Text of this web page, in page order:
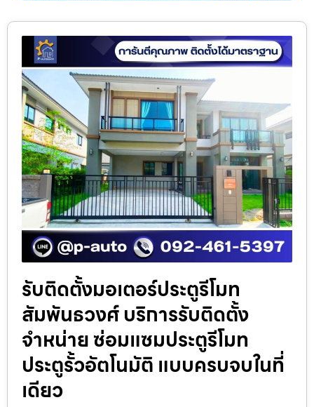
รับติดตั้งมอเตอร์ประตูรีโมท
สัมพันธวงศ์ บริการรับติดตั้ง
จำหน่าย ซ่อมแซมประตูรีโมท
ประตูรั้วอัตโนมัติ แบบครบจบในที่
เดียว